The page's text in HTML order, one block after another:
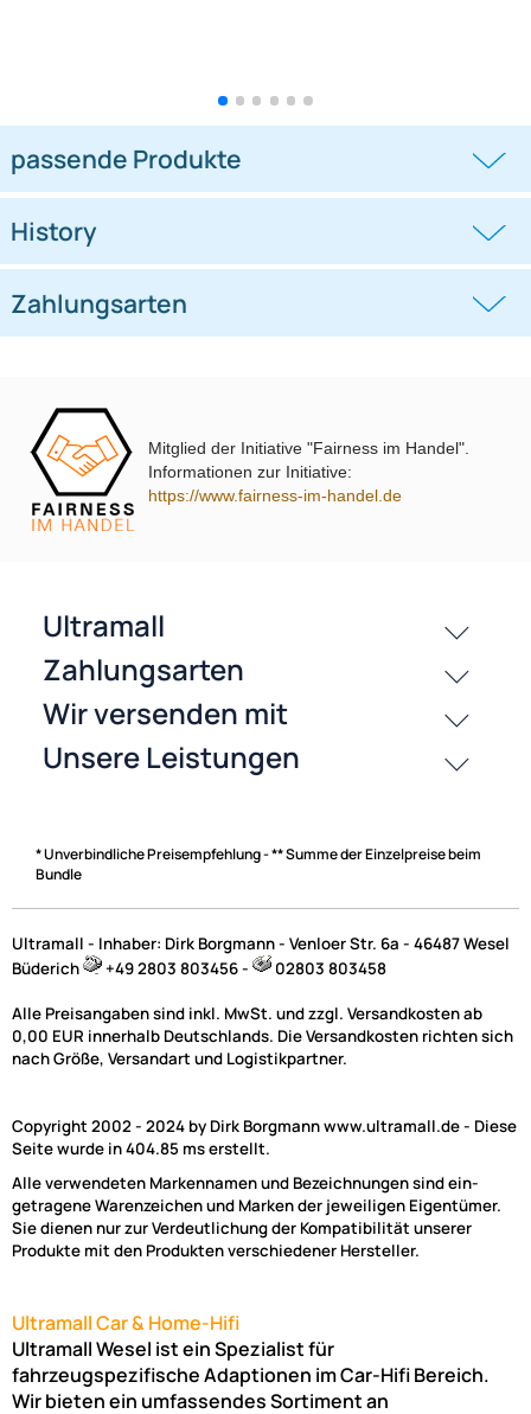
ANL Sicherungshalter Satin
Nickel für Kabel bis 50qmm mit
Sicherung
((0))
UVP 15,98 € * 14,49 €
ANL Sicherungshalter Satin
Nickel für Kabel bis 50qmm mit
Sicherung
passende Produkte
Zahlungsarten
Mitglied der Initiative "Fairness im Handel".
Informationen zur Initiative:
https://www.fairness-im-handel.de
* Unverbindliche Preisempfehlung - ** Summe der Einzelpreise beim
Bundle
Ultramall - Inhaber: Dirk Borgmann - Venloer Str. 6a - 46487 Wesel
Büderich
+49 2803 803456 - 02803 803458
Alle Preisangaben sind inkl. MwSt. und zzgl. Versandkosten ab
0,00 EUR innerhalb Deutschlands. Die Versandkosten richten sich
nach Größe, Versandart und Logistikpartner.
Copyright 2002 - 2024 by Dirk Borgmann www.ultramall.de - Diese
Seite wurde in 404.85 ms erstellt.
Alle verwendeten Markennamen und Bezeichnungen sind ein-
getragene Warenzeichen und Marken der jeweiligen Eigentümer.
Sie dienen nur zur Verdeutlichung der Kompatibilität unserer
Produkte mit den Produkten verschiedener Hersteller.
Ultramall Car & Home-Hifi
Ultramall Wesel ist ein Spezialist für
fahrzeugspezifische Adaptionen im Car-Hifi Bereich.
Wir bieten ein umfassendes Sortiment an